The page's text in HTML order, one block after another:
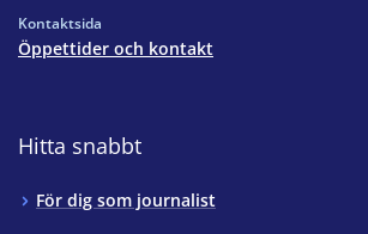
Kontaktsida
Öppettider och kontakt
Hitta snabbt
För dig som journalist